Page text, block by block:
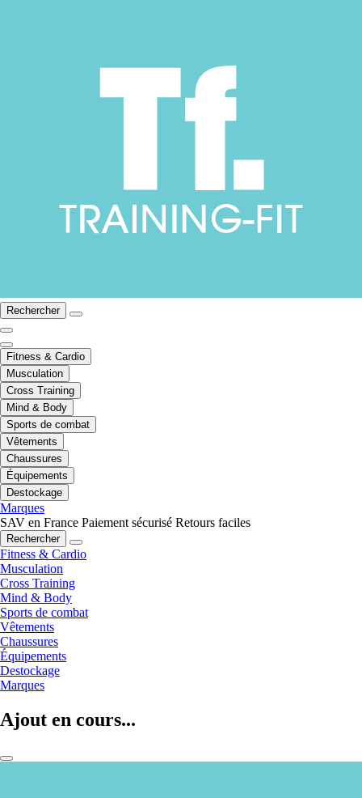
Rechercher
Fitness & Cardio
Musculation
Cross Training
Mind & Body
Sports de combat
Vêtements
Chaussures
Équipements
Destockage
Marques
SAV en France Paiement sécurisé Retours faciles
Rechercher
Fitness & Cardio
Musculation
Cross Training
Mind & Body
Sports de combat
Vêtements
Chaussures
Équipements
Destockage
Marques
Ajout en cours...